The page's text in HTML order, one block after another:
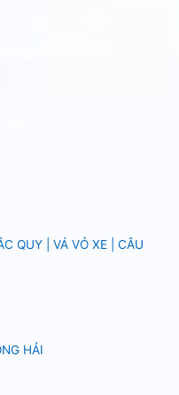
QUY | VÁ VỎ XE | CÂU
HẢI